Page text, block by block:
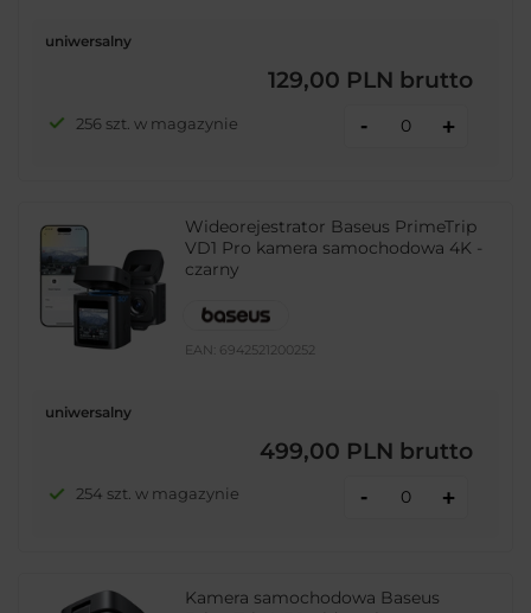
uniwersalny
129,00 PLN brutto
256 szt. w magazynie - +
Wideorejestrator Baseus PrimeTrip
VD1 Pro kamera samochodowa 4K -
czarny
EAN: 6942521200252
uniwersalny
499,00 PLN brutto
254 szt. w magazynie - +
Kamera samochodowa Baseus